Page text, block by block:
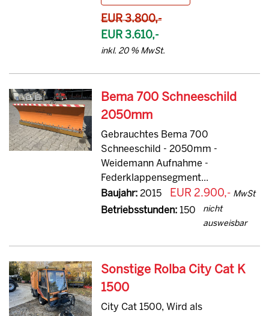
EUR 3.800,-
EUR 3.610,-
inkl. 20 % MwSt.
Bema 700 Schneeschild
2050mm
Gebrauchtes Bema 700
Schneeschild - 2050mm -
Weidemann Aufnahme -
Federklappensegment...
Baujahr:2015
Betriebsstunden:150
EUR 2.900,- MwSt
nicht
ausweisbar
Sonstige Rolba City Cat K
1500
City Cat 1500, Wird als